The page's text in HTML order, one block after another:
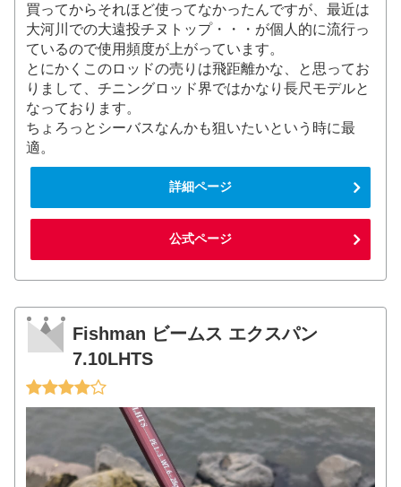
買ってからそれほど使ってなかったんですが、最近は
大河川での大遠投チヌトップ・・・が個人的に流行っ
ているので使用頻度が上がっています。
とにかくこのロッドの売りは飛距離かな、と思ってお
りまして、チニングロッド界ではかなり長尺モデルと
なっております。
ちょろっとシーバスなんかも狙いたいという時に最
適。
詳細ページ
公式ページ
Fishman ビームス エクスパン
7.10LHTS